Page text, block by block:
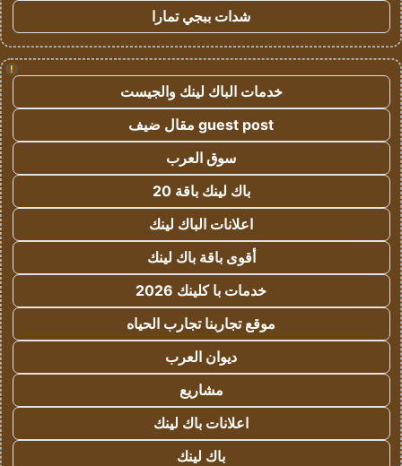
شدات ببجي تمارا
!
خدمات الباك لينك والجيست
guest post مقال ضيف
سوق العرب
باك لينك باقة 20
اعلانات الباك لينك
أقوى باقة باك لينك
خدمات با كلينك 2026
موقع تجاربنا تجارب الحياه
ديوان العرب
مشاريع
اعلانات باك لينك
باك لينك